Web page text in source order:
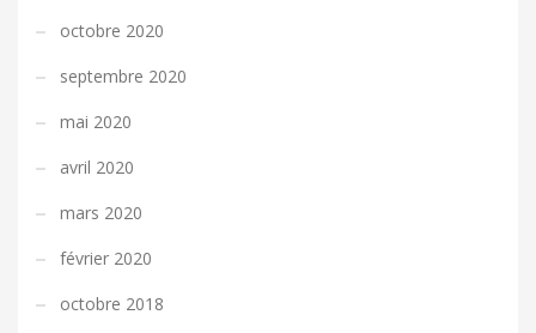
octobre 2020
septembre 2020
mai 2020
avril 2020
mars 2020
février 2020
octobre 2018